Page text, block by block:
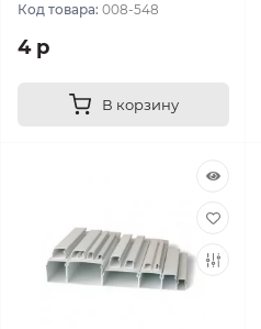
Код товара: 008-548
4 р
В корзину